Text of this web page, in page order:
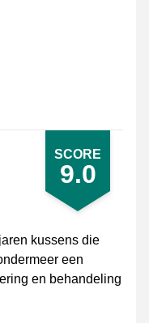
SCORE
9.0
kussens die
een
en behandeling